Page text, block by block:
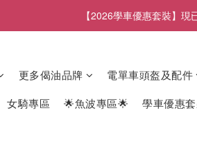
【2026學車優惠套裝】現
更多偈油品牌 電單車頭盔及配件
女騎專區
🌟魚波專區🌟 學車優惠